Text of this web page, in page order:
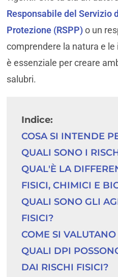
Responsabile del Servizio
Protezione (RSPP)o un
comprendere la natura e
è essenziale per creare
salubri.
Indice:
COSA SI INTENDE
QUALI SONO I
QUAL'È LA
FISICI, CHIMICI E
QUALI SONO GLI
FISICI?
COME SI
QUALI DPI
DAI RISCHI FISICI?